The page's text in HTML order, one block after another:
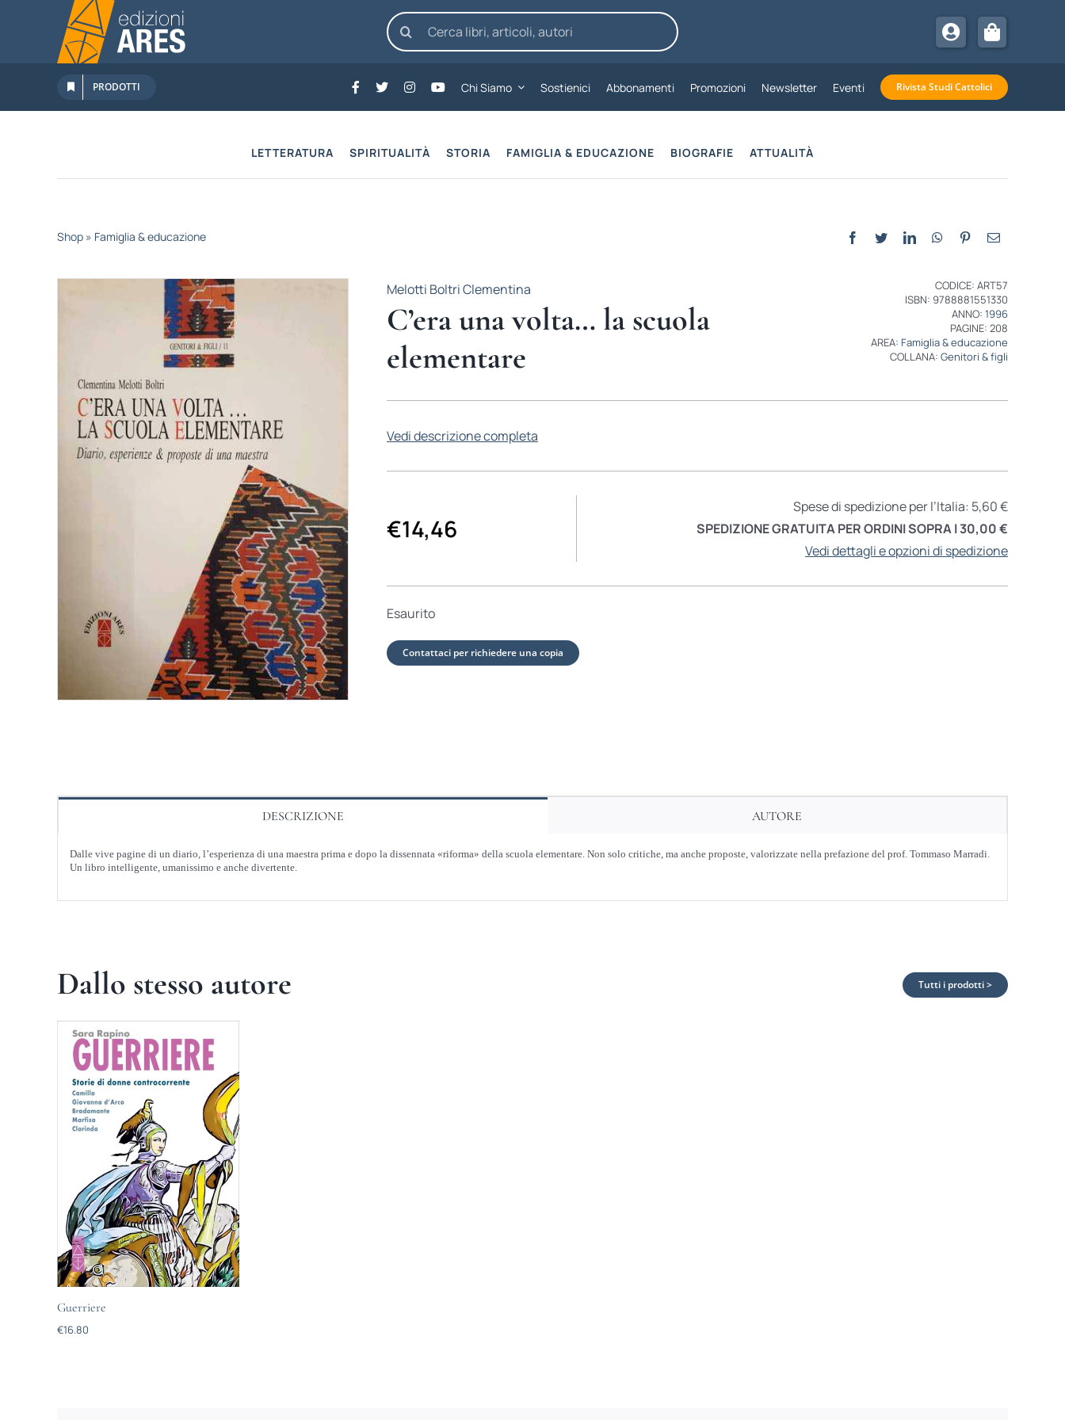
contenuto
Cerca
per:
PRODOTTI Chi Siamo Sostienici Abbonamenti Promozioni Newsletter Eventi Rivista Studi Cattolici
LETTERATURA SPIRITUALITÀ STORIA FAMIGLIA & EDUCAZIONE BIOGRAFIE ATTUALITÀ
Shop» Famiglia & educazione
Melotti Boltri Clementina
C’era una volta… la scuola
elementare
CODICE: ART57
ISBN: 9788881551330
ANNO:1996
PAGINE: 208
AREA: Famiglia & educazione
COLLANA:Genitori & figli
Vedi descrizione completa
€14,46
Spese di spedizione per l’Italia: 5,60 €
SPEDIZIONE GRATUITA PER ORDINI SOPRA I 30,00 €
Vedi dettagli e opzioni di spedizione
Esaurito
Contattaci per richiedere una copia
DESCRIZIONE AUTORE
Dalle vive pagine di un diario, l’esperienza di una maestra prima e dopo la dissennata «riforma» della scuola elementare. Non solo critiche, ma anche proposte, valorizzate nella prefazione del prof. Tommaso Marradi.
Un libro intelligente, umanissimo e anche divertente.
Dallo stesso autore Tutti i prodotti >
Guerriere
€16.80